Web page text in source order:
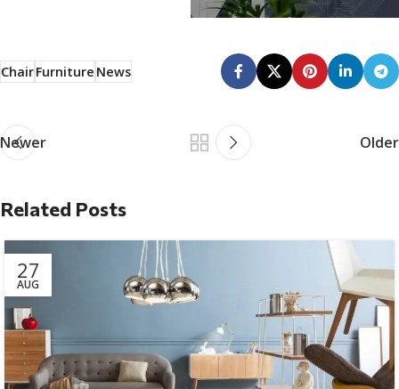
ChairFurnitureNews
Newer Older
Related Posts
27
AUG